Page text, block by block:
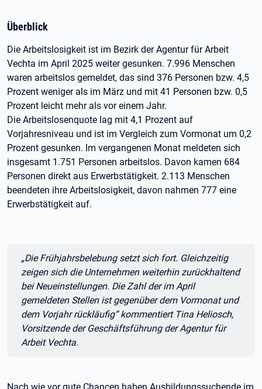
Überblick
Die Arbeitslosigkeit ist im Bezirk der Agentur für Arbeit
Vechta im April 2025 weiter gesunken. 7.996 Menschen
waren arbeitslos gemeldet, das sind 376 Personen bzw. 4,5
Prozent weniger als im März und mit 41 Personen bzw. 0,5
Prozent leicht mehr als vor einem Jahr.
Die Arbeitslosenquote lag mit 4,1 Prozent auf
Vorjahresniveau und ist im Vergleich zum Vormonat um 0,2
Prozent gesunken. Im vergangenen Monat meldeten sich
insgesamt 1.751 Personen arbeitslos. Davon kamen 684
Personen direkt aus Erwerbstätigkeit. 2.113 Menschen
beendeten ihre Arbeitslosigkeit, davon nahmen 777 eine
Erwerbstätigkeit auf.
Zitat:
„Die Frühjahrsbelebung setzt sich fort. Gleichzeitig
zeigen sich die Unternehmen weiterhin zurückhaltend
bei Neueinstellungen. Die Zahl der im April
gemeldeten Stellen ist gegenüber dem Vormonat und
dem Vorjahr rückläufig“ kommentiert Tina Heliosch,
Vorsitzende der Geschäftsführung der Agentur für
Arbeit Vechta.